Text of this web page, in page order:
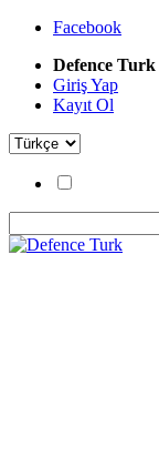
Facebook
Defence Turk
Giriş Yap
Kayıt Ol